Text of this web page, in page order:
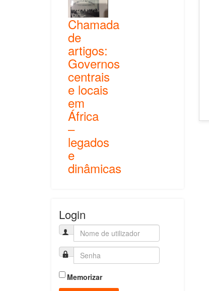
Chamada
de
artigos:
Governos
centrais
e locais
em
África
–
legados
e
dinâmicas
Login
Memorizar